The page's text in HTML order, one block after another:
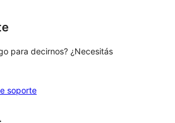
para decirnos? ¿Necesitás
soporte